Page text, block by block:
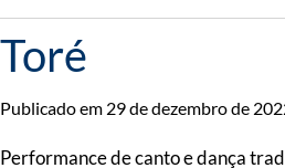
Toré
Publicado em 29 de dezembro de
Performance de canto e dança